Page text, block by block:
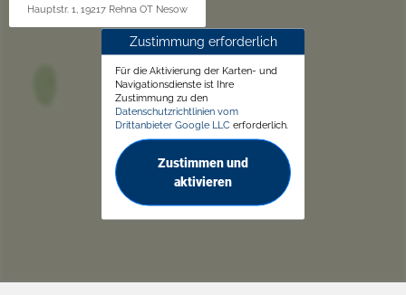
Hauptstr. 1, 19217 Rehna OT Nesow
Zustimmung erforderlich
Für die Aktivierung der Karten- und
Navigationsdienste ist Ihre
Zustimmung zu den
Datenschutzrichtlinien vom
Drittanbieter Google LLC erforderlich.
Zustimmen und
aktivieren